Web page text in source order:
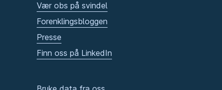
Vær obs på svindel
Forenklingsbloggen
Presse
Finn oss på LinkedIn